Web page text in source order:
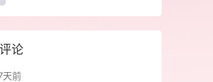
论
天前